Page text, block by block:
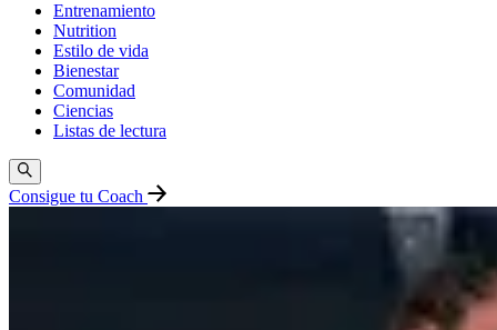
Entrenamiento
Nutrition
Estilo de vida
Bienestar
Comunidad
Ciencias
Listas de lectura
Consigue tu Coach